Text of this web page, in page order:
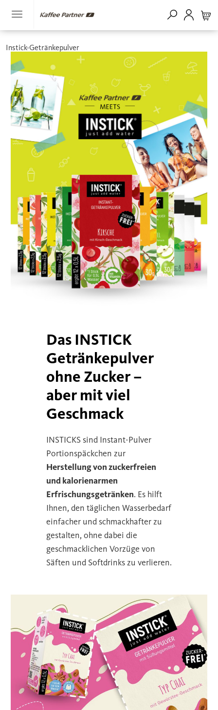
Instick-Getränkepulver
Das INSTICK
Getränkepulver
ohne Zucker –
aber mit viel
Geschmack
INSTICKS sind Instant-Pulver
Portionspäckchen zur
Herstellung von zuckerfreien
und kalorienarmen
Erfrischungsgetränken. Es hilft
Ihnen, den täglichen Wasserbedarf
einfacher und schmackhafter zu
gestalten, ohne dabei die
geschmacklichen Vorzüge von
Säften und Softdrinks zu verlieren.